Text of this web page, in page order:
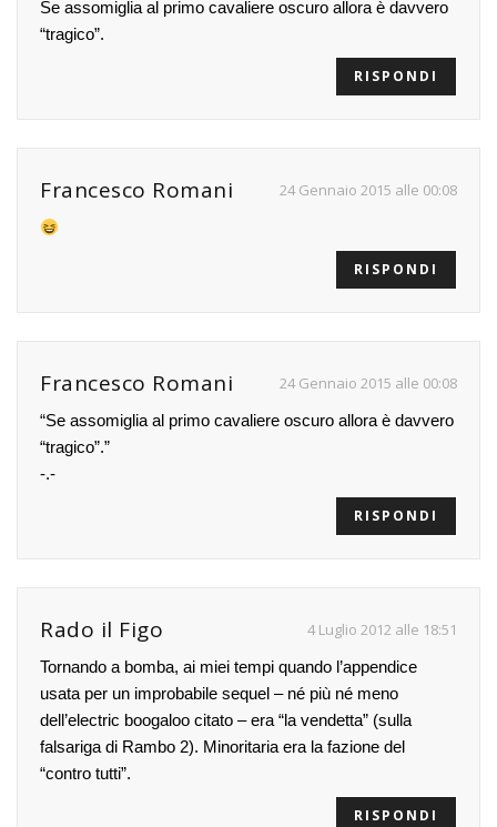
Se assomiglia al primo cavaliere oscuro allora è davvero
“tragico”.
RISPONDI
Francesco Romani 24 Gennaio 2015 alle 00:08
RISPONDI
Francesco Romani 24 Gennaio 2015 alle 00:08
“Se assomiglia al primo cavaliere oscuro allora è davvero
“tragico”.”
-.-
RISPONDI
Rado il Figo 4 Luglio 2012 alle 18:51
Tornando a bomba, ai miei tempi quando l’appendice
usata per un improbabile sequel – né più né meno
dell’electric boogaloo citato – era “la vendetta” (sulla
falsariga di Rambo 2). Minoritaria era la fazione del
“contro tutti”.
RISPONDI